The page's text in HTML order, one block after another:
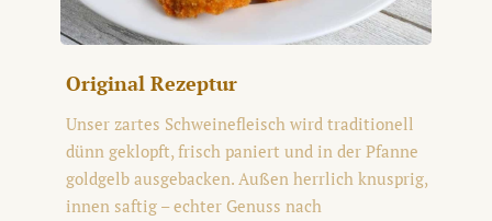
Original Rezeptur
Unser zartes Schweinefleisch wird traditionell
dünn geklopft, frisch paniert und in der Pfanne
goldgelb ausgebacken. Außen herrlich knusprig,
innen saftig – echter Genuss nach